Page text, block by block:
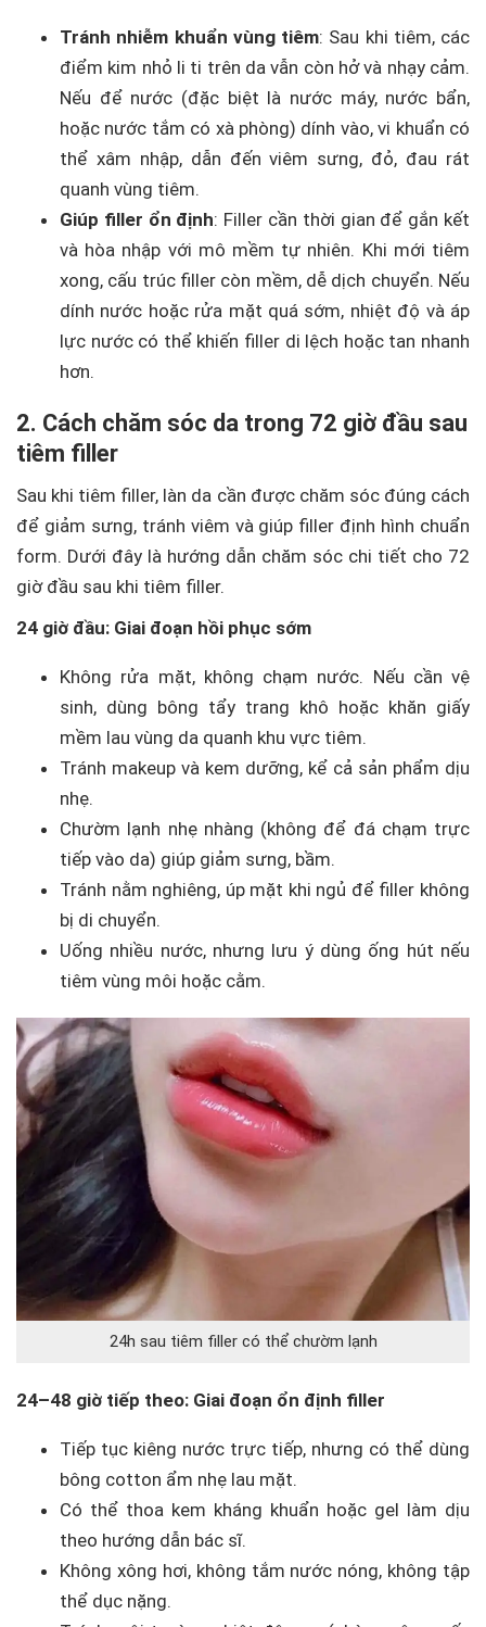
Tránh nhiễm khuẩn vùng tiêm: Sau khi tiêm, các
điểm kim nhỏ li ti trên da vẫn còn hở và nhạy cảm.
Nếu để nước (đặc biệt là nước máy, nước bẩn,
hoặc nước tắm có xà phòng) dính vào, vi khuẩn có
thể xâm nhập, dẫn đến viêm sưng, đỏ, đau rát
quanh vùng tiêm.
Giúp filler ổn định: Filler cần thời gian để gắn kết
và hòa nhập với mô mềm tự nhiên. Khi mới tiêm
xong, cấu trúc filler còn mềm, dễ dịch chuyển. Nếu
dính nước hoặc rửa mặt quá sớm, nhiệt độ và áp
lực nước có thể khiến filler di lệch hoặc tan nhanh
hơn.
2. Cách chăm sóc da trong 72 giờ đầu sau
tiêm filler
Sau khi tiêm filler, làn da cần được chăm sóc đúng cách
để giảm sưng, tránh viêm và giúp filler định hình chuẩn
form. Dưới đây là hướng dẫn chăm sóc chi tiết cho 72
giờ đầu sau khi tiêm filler.
24 giờ đầu: Giai đoạn hồi phục sớm
Không rửa mặt, không chạm nước. Nếu cần vệ
sinh, dùng bông tẩy trang khô hoặc khăn giấy
mềm lau vùng da quanh khu vực tiêm.
Tránh makeup và kem dưỡng, kể cả sản phẩm dịu
nhẹ.
Chườm lạnh nhẹ nhàng (không để đá chạm trực
tiếp vào da) giúp giảm sưng, bầm.
Tránh nằm nghiêng, úp mặt khi ngủ để filler không
bị di chuyển.
Uống nhiều nước, nhưng lưu ý dùng ống hút nếu
tiêm vùng môi hoặc cằm.
24h sau tiêm filler có thể chườm lạnh
24–48 giờ tiếp theo: Giai đoạn ổn định filler
Tiếp tục kiêng nước trực tiếp, nhưng có thể dùng
bông cotton ẩm nhẹ lau mặt.
Có thể thoa kem kháng khuẩn hoặc gel làm dịu
theo hướng dẫn bác sĩ.
Không xông hơi, không tắm nước nóng, không tập
thể dục nặng.